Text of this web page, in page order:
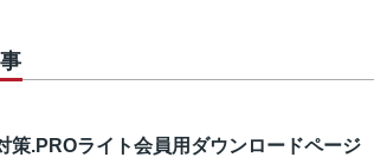
策.PROライト会員用ダウンロードページ